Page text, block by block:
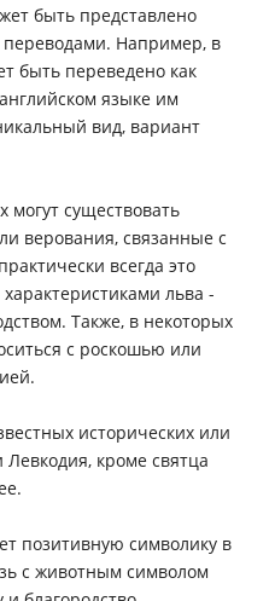
быть представлено
Например, в
быть переведено как
языке им
вид, вариант
могут существовать
верования, связанные с
всегда это
льва -
Также, в некоторых
с роскошью или
исторических или
кроме святца
позитивную символику в
с животным символом